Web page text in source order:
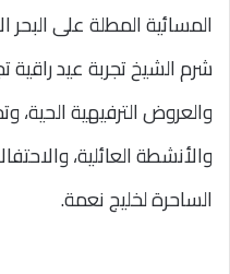
المسائية المطلة على البحر
شرم الشيخ تجربة عيد
والعروض الترفيهية الحية،
والأنشطة العائلية،
الساحرة لخليج نعمة.